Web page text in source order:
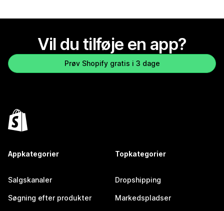
Vil du tilføje en app?
Prøv Shopify gratis i 3 dage
Appkategorier
Salgskanaler
Søgning efter produkter
Topkategorier
Dropshipping
Markedspladser